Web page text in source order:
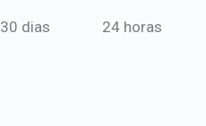
mensal*
de crédito
30 dias 24 horas